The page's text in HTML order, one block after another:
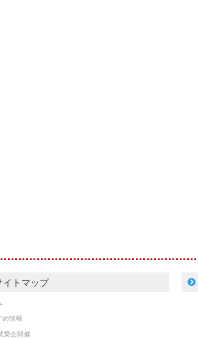
イトマップ
め情報
乗会開催